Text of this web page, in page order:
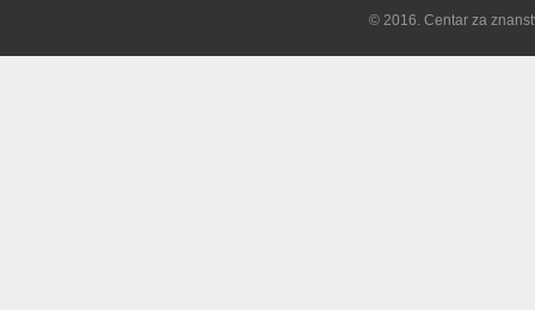
© 2016. Centar za